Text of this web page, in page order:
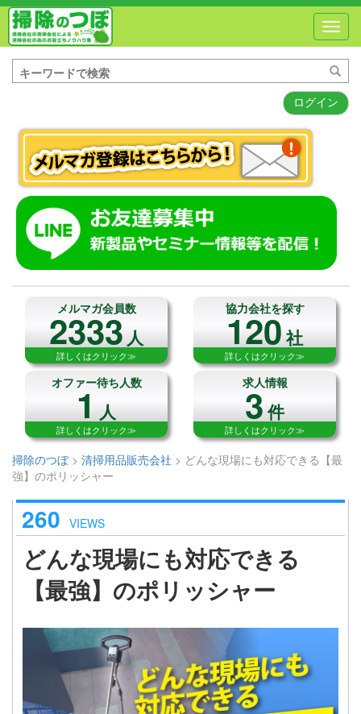
ログイン
メルマガ会員数
2333人
詳しくはクリック≫
協力会社を探す
120社
詳しくはクリック≫
オファー待ち人数
1人
詳しくはクリック≫
求人情報
3件
詳しくはクリック≫
掃除のつぼ> 清掃用品販売会社 > どんな現場にも対応できる【最
強】のポリッシャー
260 VIEWS
どんな現場にも対応できる
【最強】のポリッシャー